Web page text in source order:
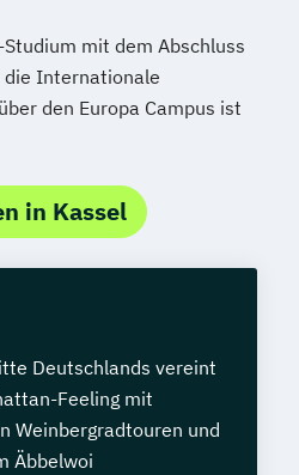
mit dem Abschluss
Internationale
den Europa Campus ist
in Kassel
Deutschlands vereint
Feeling mit
Weinbergradtouren und
Äbbelwoi